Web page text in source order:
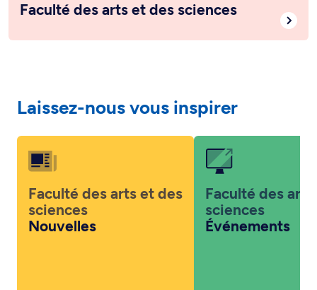
Faculté des arts et des sciences
Laissez-nous vous inspirer
Faculté des arts et des
sciences
Nouvelles
Faculté des
sciences
Événements